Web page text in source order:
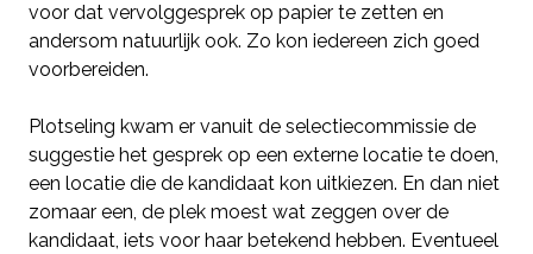
voor dat vervolggesprek op papier te zetten en
andersom natuurlijk ook. Zo kon iedereen zich goed
voorbereiden.
Plotseling kwam er vanuit de selectiecommissie de
suggestie het gesprek op een externe locatie te doen,
een locatie die de kandidaat kon uitkiezen. En dan niet
zomaar een, de plek moest wat zeggen over de
kandidaat, iets voor haar betekend hebben. Eventueel